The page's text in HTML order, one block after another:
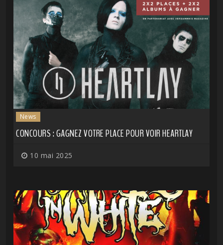
News
CONCOURS : GAGNEZ VOTRE PLACE POUR VOIR HEARTLAY
10 mai 2025